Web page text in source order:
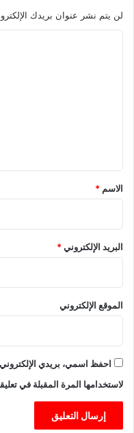
لن يتم نشر عنوان بريدك
*
الاسم *
البريد الإلكتروني*
الموقع الإلكتروني
احفظ اسمي، بريدي
لاستخدامها المرة المقبلة في